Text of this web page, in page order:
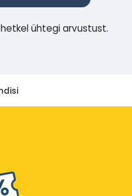
ühtegi arvustust.